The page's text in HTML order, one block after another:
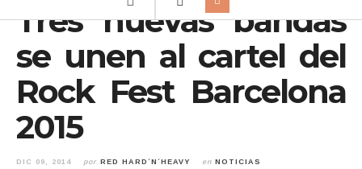
Tres nuevas bandas
se unen al cartel del
Rock Fest Barcelona
2015
DIC 09, 2014 por RED HARD´N´HEAVY en NOTICIAS